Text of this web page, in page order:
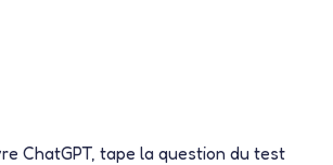
ChatGPT, tape la question du test